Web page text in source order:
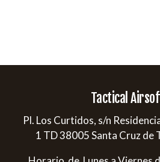
Tactical
Pl. Los Curtidos, s/n
1 TD 38005 Santa Cruz de